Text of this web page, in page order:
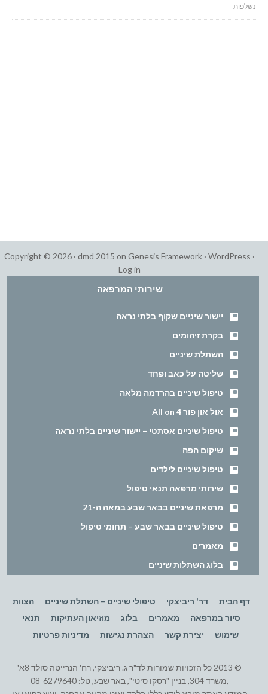
נשלפות
Copyright © 2026 · dmd 2015 on Genesis Framework · WordPress ·
Log in
שירותי המרפאה
יישור שיניים שקוף בלתי נראה
בקרת זיהומים
השתלת שיניים
שליטה על כאב ופחד
טיפול שיניים בהרדמה מלאה
אול און פור All on 4
טיפול שיניים אסתטי – יישור שיניים בלתי נראה
שיקום הפה
טיפול שיניים לילדים
שירותי מרפאה תנאי טיפול
מרפאת שיניים בבאר שבע במאה ה-21
טיפול שיניים בבאר שבע – תחומי טיפול
מאמרים
בלוג השתלות שיניים
דף הבית דר' ריביצקי טיפולי שיניים – השתלת שיניים
הצוות
סיור במרפאה
מאמרים בלוג מוזיאון העתיקות
תנאי
שימוש
יצירת קשר הצהרת נגישות מדיניות פרטיות
© 2013 כל הזכויות שמורות לד"ר ג. ריביצקי, רח' הנרייטה סולד 8א'
,משרד 304, בניין "רסקו סיטי", באר שבע, טל: 08-6279640